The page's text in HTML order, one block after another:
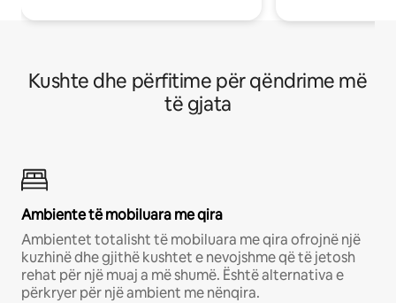
Kushte dhe përfitime për qëndrime më
të gjata
Ambiente të mobiluara me qira
Ambientet totalisht të mobiluara me qira ofrojnë një
kuzhinë dhe gjithë kushtet e nevojshme që të jetosh
rehat për një muaj a më shumë. Është alternativa e
përkryer për një ambient me nënqira.